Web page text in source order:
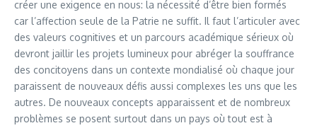
créer une exigence en nous: la nécessité d’être bien formés
car l’affection seule de la Patrie ne suffit. Il faut l’articuler avec
des valeurs cognitives et un parcours académique sérieux où
devront jaillir les projets lumineux pour abréger la souffrance
des concitoyens dans un contexte mondialisé où chaque jour
paraissent de nouveaux défis aussi complexes les uns que les
autres. De nouveaux concepts apparaissent et de nombreux
problèmes se posent surtout dans un pays où tout est à